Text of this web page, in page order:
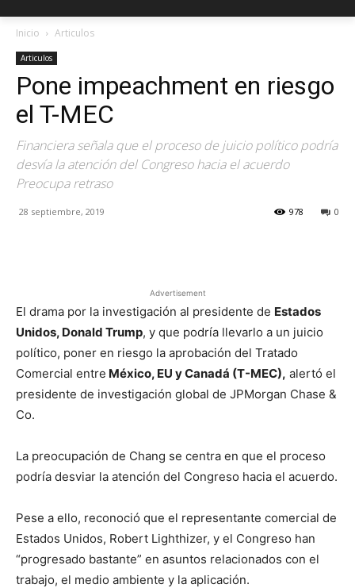
Inicio Articulos
Articulos
Pone impeachment en riesgo
el T-MEC
Financiera señala que el proceso de juicio político podría
desvía la atención del Congreso hacia el acuerdo
Preocupa retraso
28 septiembre, 2019 0
978
Advertisement
El drama por la investigación al presidente de Estados
Unidos, Donald Trump, y que podría llevarlo a un juicio
político, poner en riesgo la aprobación del Tratado
Comercial entre México, EU y Canadá (T-MEC), alertó el
presidente de investigación global de JPMorgan Chase &
Co.
La preocupación de Chang se centra en que el proceso
podría desviar la atención del Congreso hacia el acuerdo.
Pese a ello, reconoció que el representante comercial de
Estados Unidos, Robert Lighthizer, y el Congreso han
“progresado bastante” en asuntos relacionados con el
trabajo, el medio ambiente y la aplicación.